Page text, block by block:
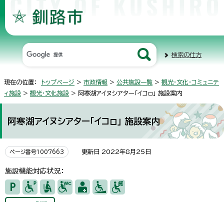
検索の仕方
現在の位置： トップページ > 市政情報 > 公共施設一覧 > 観光・文化・コミュニテ
ィ施設 > 観光・文化施設 > 阿寒湖アイヌシアター「イコㇿ」 施設案内
阿寒湖アイヌシアター「イコㇿ」 施設案内
ページ番号1007663 更新日 2022年8月25日
施設機能対応状況：